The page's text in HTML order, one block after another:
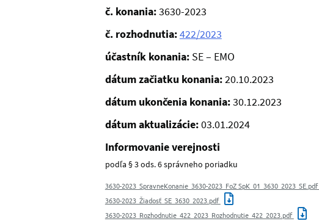
č. konania:3630-2023
č. rozhodnutia:422/2023
účastník konania: SE – EMO
dátum začiatku konania:20.10.2023
dátum ukončenia konania:30.12.2023
dátum aktualizácie:03.01.2024
Informovanie verejnosti
podľa § 3 ods. 6 správneho poriadku
3630-2023_SpravneKonanie_3630-2023_FoZ SpK_01_3630_2023_SE.pdf
3630-2023_Žiadosť_SE_3630_2023.pdf
3630-2023_Rozhodnutie_422_2023_Rozhodnutie_422_2023.pdf